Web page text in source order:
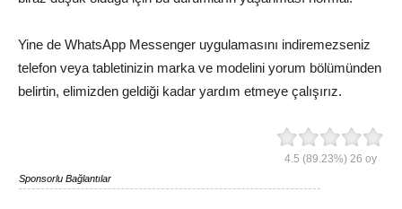
Yine de WhatsApp Messenger uygulamasını indiremezseniz
telefon veya tabletinizin marka ve modelini yorum bölümünden
belirtin, elimizden geldiği kadar yardım etmeye çalışırız.
4.5 (89.23%) 26 oy
Sponsorlu Bağlantılar